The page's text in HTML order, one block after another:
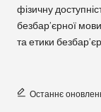
фізичну
безбар’єрної
та етики
Останнє